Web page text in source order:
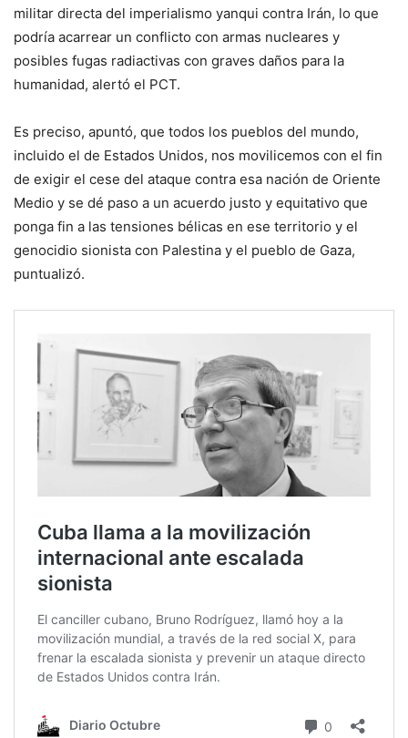
militar directa del imperialismo yanqui contra Irán, lo que
podría acarrear un conflicto con armas nucleares y
posibles fugas radiactivas con graves daños para la
humanidad, alertó el PCT.
Es preciso, apuntó, que todos los pueblos del mundo,
incluido el de Estados Unidos, nos movilicemos con el fin
de exigir el cese del ataque contra esa nación de Oriente
Medio y se dé paso a un acuerdo justo y equitativo que
ponga fin a las tensiones bélicas en ese territorio y el
genocidio sionista con Palestina y el pueblo de Gaza,
puntualizó.